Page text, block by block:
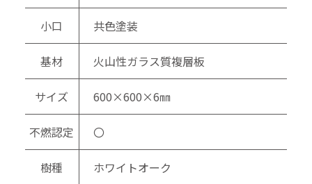
小口 共色塗装
基材 火山性ガラス質複層板
サイズ 600×600×6㎜
不燃認定 〇
樹種 ホワイトオーク